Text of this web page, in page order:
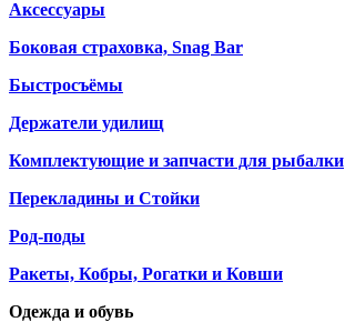
Аксессуары
Боковая страховка, Snag Bar
Быстросъёмы
Держатели удилищ
Комплектующие и запчасти для рыбалки
Перекладины и Стойки
Род-поды
Ракеты, Кобры, Рогатки и Ковши
Одежда и обувь